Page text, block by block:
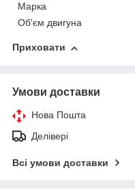
Марка
Об'єм двигуна
Приховати
Умови доставки
Нова Пошта
Делівері
Всі умови доставки